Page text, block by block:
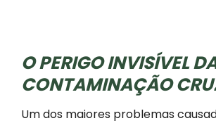
O PERIGO INVISÍVEL
CONTAMINAÇÃO
Um dos maiores problemas